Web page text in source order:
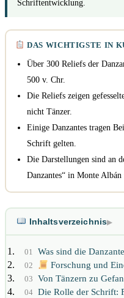
Schriftentwicklung.
DAS WICHTIGSTE IN
Über 300 Reliefs der
500 v. Chr.
Die Reliefs zeigen
nicht Tänzer.
Einige Danzantes tragen
Schrift gelten.
Die Darstellungen sind an
Danzantes“ in Monte Albán
Inhaltsverzeichnis▶
01 Was sind die
02 Forschung und
03 Von Tänzern zu
04 Die Rolle der Schrift: